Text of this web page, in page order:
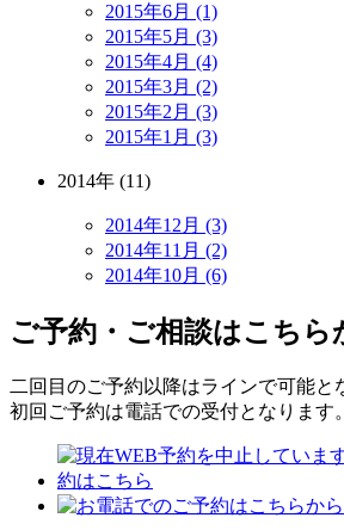
2015年6月 (1)
2015年5月 (3)
2015年4月 (4)
2015年3月 (2)
2015年2月 (3)
2015年1月 (3)
2014年 (11)
2014年12月 (3)
2014年11月 (2)
2014年10月 (6)
ご予約・ご相談はこちら
二回目のご予約以降はラインで可能と
初回ご予約は電話での受付となります。